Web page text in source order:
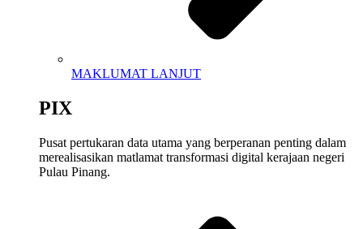
MAKLUMAT LANJUT
PIX
Pusat pertukaran data utama yang berperanan penting dalam
merealisasikan matlamat transformasi digital kerajaan negeri
Pulau Pinang.